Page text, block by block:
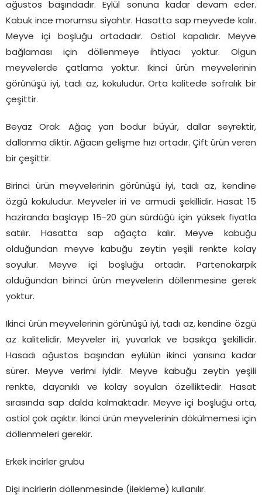
ağustos başındadır. Eylül sonuna kadar devam eder.
Kabuk ince morumsu siyahtır. Hasatta sap meyvede kalır.
Meyve içi boşluğu ortadadır. Ostiol kapalıdır. Meyve
bağlaması için döllenmeye ihtiyacı yoktur. Olgun
meyvelerde çatlama yoktur. İkinci ürün meyvelerinin
görünüşü iyi, tadı az, kokuludur. Orta kalitede sofralık bir
çeşittir.
Beyaz Orak: Ağaç yarı bodur büyür, dallar seyrektir,
dallanma diktir. Ağacın gelişme hızı ortadır. Çift ürün veren
bir çeşittir.
Birinci ürün meyvelerinin görünüşü iyi, tadı az, kendine
özgü kokuludur. Meyveler iri ve armudi şekillidir. Hasat 15
haziranda başlayıp 15-20 gün sürdüğü için yüksek fiyatla
satılır. Hasatta sap ağaçta kalır. Meyve kabuğu
olduğundan meyve kabuğu zeytin yeşili renkte kolay
soyulur. Meyve içi boşluğu ortadır. Partenokarpik
olduğundan birinci ürün meyvelerin döllenmesine gerek
yoktur.
İkinci ürün meyvelerinin görünüşü iyi, tadı az, kendine özgü
az kalitelidir. Meyveler iri, yuvarlak ve basıkça şekillidir.
Hasadı ağustos başından eylülün ikinci yarısına kadar
sürer. Meyve verimi iyidir. Meyve kabuğu zeytin yeşili
renkte, dayanıklı ve kolay soyulan özelliktedir. Hasat
sırasında sap dalda kalmaktadır. Meyve içi boşluğu orta,
ostiol çok açıktır. İkinci ürün meyvelerinin dökülmemesi için
döllenmeleri gerekir.
Erkek incirler grubu
Dişi incirlerin döllenmesinde (ilekleme) kullanılır.